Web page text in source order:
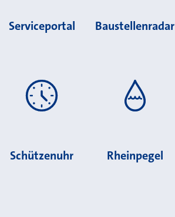
Serviceportal Baustellenradar
Schützenuhr Rheinpegel